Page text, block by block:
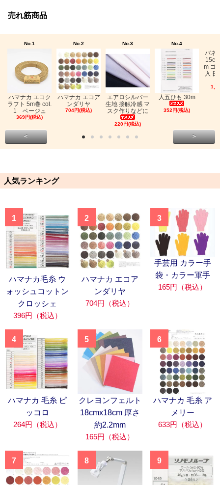
売れ筋商品
No.1
ハマナカ エコク
ラフト 5m巻 col.
1 ベージュ
369円(税込)
No.2
ハマナカ エコア
ンダリヤ
704円(税込)
No.3
エアロシルバー
生地 接触冷感 マ
スク作りなどに
220円(税込)
No.4
人五ひも 30m
352円(税込)
バネ
m ゴ
入
< >
人気ランキング
1
ハマナカ毛糸 ウ
ォッシュコットン
クロッシェ
396円（税込）
2
ハマナカ エコア
ンダリヤ
704円（税込）
3
手芸用 カラー手
袋・カラー軍手
165円（税込）
4
ハマナカ 毛糸 ピ
ッコロ
264円（税込）
5
クレヨンフェルト
18cmx18cm 厚さ
約2.2mm
165円（税込）
6
ハマナカ 毛糸 ア
メリー
633円（税込）
7 8 9